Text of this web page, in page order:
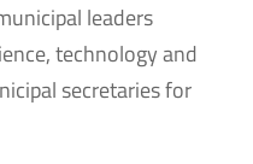
leaders
technology and
secretaries for